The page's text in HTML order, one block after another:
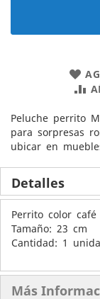
Peluche perrito
para sorpresas
ubicar en
Detalles
Perrito color
Tamaño: 23 cm
Cantidad: 1
Más